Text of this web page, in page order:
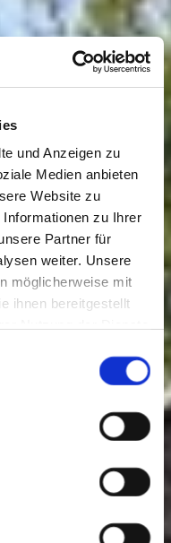
und Anzeigen zu
Medien anbieten
Website zu
zu Ihrer
Partner für
weiter. Unsere
möglicherweise mit
ihnen bereitgestellt
weiterhin nutzen.